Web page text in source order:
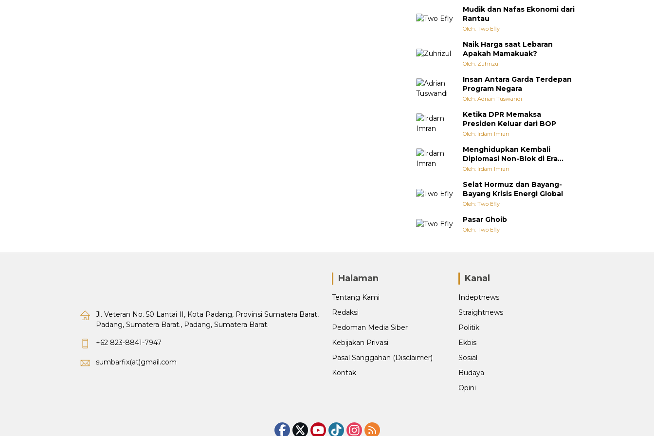
Mudik dan Nafas Ekonomi dari
Rantau
Oleh: Two Efly
Naik Harga saat Lebaran
Apakah Mamakuak?
Oleh: Zuhrizul
Insan Antara Garda Terdepan
Program Negara
Oleh: Adrian Tuswandi
Ketika DPR Memaksa
Presiden Keluar dari BOP
Oleh: Irdam Imran
Menghidupkan Kembali
Diplomasi Non-Blok di Era
Multipolar
Oleh: Irdam Imran
Selat Hormuz dan Bayang-
Bayang Krisis Energi Global
Oleh: Two Efly
Pasar Ghoib
Oleh: Two Efly
Jl. Veteran No. 50 Lantai II, Kota Padang, Provinsi Sumatera Barat,
Padang, Sumatera Barat., Padang, Sumatera Barat.
+62 823-8841-7947
sumbarfix(at)gmail.com
Halaman
Tentang Kami
Redaksi
Pedoman Media Siber
Kebijakan Privasi
Pasal Sanggahan (Disclaimer)
Kontak
Kanal
Indeptnews
Straightnews
Politik
Ekbis
Sosial
Budaya
Opini